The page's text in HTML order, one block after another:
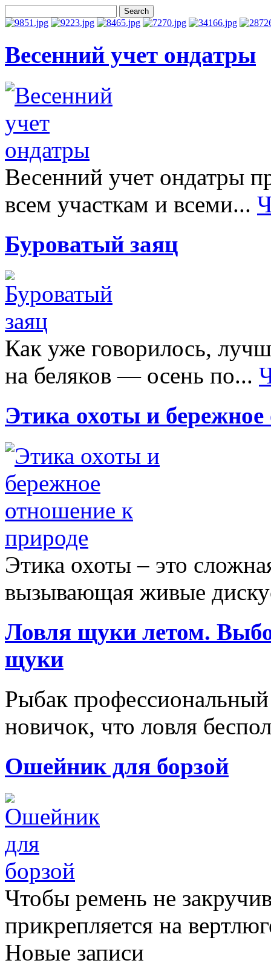
Весенний учет ондатры
Весенний учет ондатры
всем участкам и всеми...
Буроватый заяц
Как уже говорилось,
на беляков — осень по...
Этика охоты и
Этика охоты – это
вызывающая живые
Ловля щуки летом.
щуки
Рыбак
новичок, что ловля
Ошейник для борзой
Чтобы ремень не
прикрепляется на
Новые записи